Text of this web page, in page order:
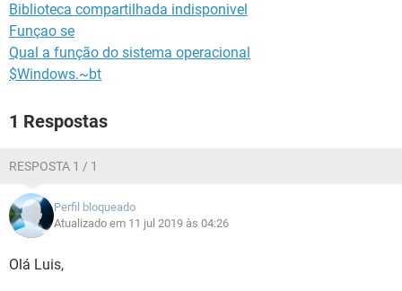
Biblioteca compartilhada indisponivel
Funçao se
Qual a função do sistema operacional
$Windows.~bt
1 Respostas
RESPOSTA 1 / 1
Perfil bloqueado
Atualizado em 11 jul 2019 às 04:26
Olá Luis,